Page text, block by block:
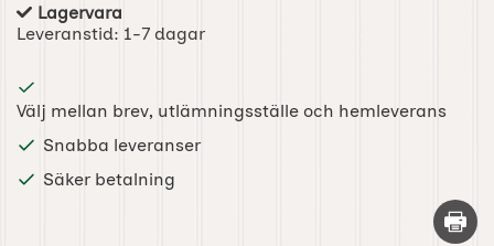
Tillgänglighet:
Lagervara
Leveranstid: 1-7 dagar
Välj mellan brev, utlämningsställe och hemleverans
Snabba leveranser
Säker betalning
Skriv